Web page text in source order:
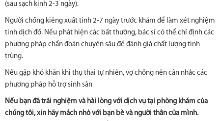
(sau sạch kinh 2-3 ngày).
Người chồng kiêng xuất tinh 2-7 ngày trước khám để làm xét nghiệm
tinh dịch đồ. Nếu phát hiện các bất thường, bác sĩ có thể chỉ định các
phương pháp chẩn đoán chuyên sâu để đánh giá chất lượng tinh
trùng.
Nếu gặp khó khăn khi thụ thai tự nhiên, vợ chồng nên cân nhắc các
phương pháp hỗ trợ sinh sản
Nếu bạn đã trải nghiệm và hài lòng với dịch vụ tại phòng khám của
chúng tôi, xin hãy mách nhỏ với bạn bè và người thân của mình.